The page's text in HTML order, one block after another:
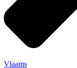
Vlaams